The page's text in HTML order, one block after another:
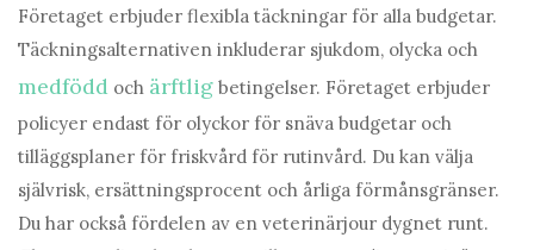
Företaget erbjuder flexibla täckningar för alla budgetar.
Täckningsalternativen inkluderar sjukdom, olycka och
medfödd och ärftlig betingelser. Företaget erbjuder
policyer endast för olyckor för snäva budgetar och
tilläggsplaner för friskvård för rutinvård. Du kan välja
självrisk, ersättningsprocent och årliga förmånsgränser.
Du har också fördelen av en veterinärjour dygnet runt.